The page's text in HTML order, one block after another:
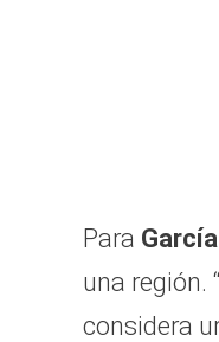
Para
una región. “
considera